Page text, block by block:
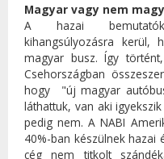
Magyar vagy nem
A hazai
kihangsúlyozásra kerül,
magyar busz. Így
Csehországban
hogy "új magyar
láthattuk, van aki
pedig nem. A NABI
40%-ban készülnek
cég nem titkolt